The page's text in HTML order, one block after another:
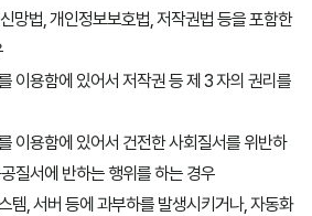
망법, 개인정보보호법, 저작권법 등을 포함한
이용함에 있어서 저작권 등 제 3 자의 권리를
이용함에 있어서 건전한 사회질서를 위반하
질서에 반하는 행위를 하는 경우
템, 서버 등에 과부하를 발생시키거나, 자동화